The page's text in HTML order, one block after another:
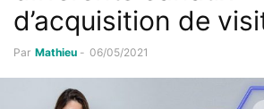
d’acquisition de
Par Mathieu - 06/05/2021